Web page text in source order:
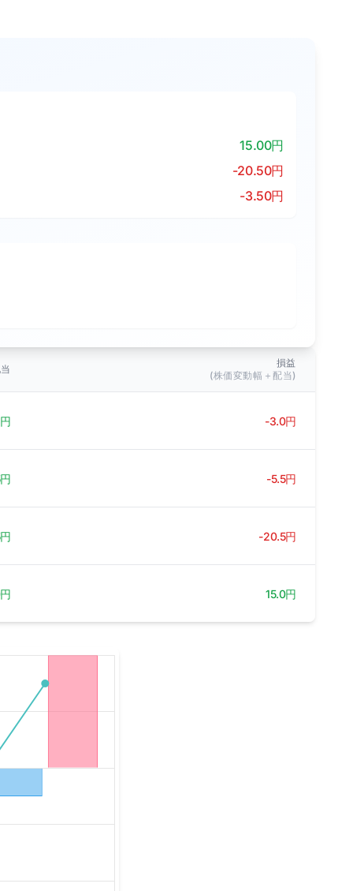
15.00円
-20.50円
-3.50円
損益
(株価変動幅＋配当)
-3.0円
-5.5円
-20.5円
15.0円